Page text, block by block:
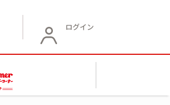
ログイン